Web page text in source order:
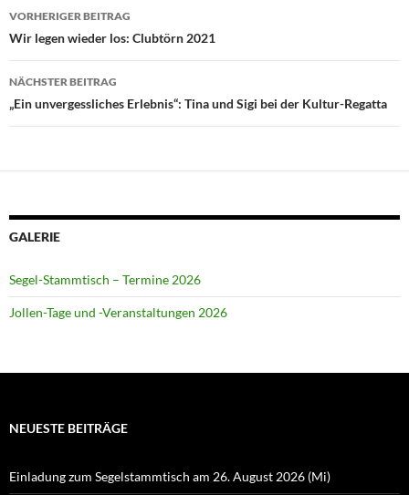
Beitragsnavigation
VORHERIGER BEITRAG
Wir legen wieder los: Clubtörn 2021
NÄCHSTER BEITRAG
„Ein unvergessliches Erlebnis“: Tina und Sigi bei der Kultur-Regatta
GALERIE
Segel-Stammtisch – Termine 2026
Jollen-Tage und -Veranstaltungen 2026
NEUESTE BEITRÄGE
Einladung zum Segelstammtisch am 26. August 2026 (Mi)